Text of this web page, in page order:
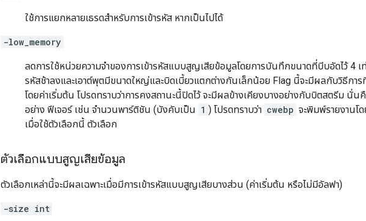
ใช้การแยกหลายเธรดสำหรับการเข้ารหัส หากเป็นไปได้
-low_memory
ลดการใช้หน่วยความจำของการเข้ารหัสแบบสูญเสียข้อมูลโดยการบันทึกขนาดที่บีบอัดไว้ 4 เท่
รหัสช้าลงและเอาต์พุตมีขนาดใหญ่และบิดเบี้ยวแตกต่างกันเล็กน้อย Flag นี้จะมีผลกับวิธีกา
โดยค่าเริ่มต้น โปรดทราบว่าการคงสถานะนี้ปิดไว้ จะมีผลข้างเคียงบางอย่างกับบิตสตรีม นั่
อย่าง ฟีเจอร์ เช่น จำนวนพาร์ติชัน (บังคับเป็น 1 ) โปรดทราบว่า cwebp จะพิมพ์รายงานโ
เมื่อใช้ตัวเลือกนี้ ตัวเลือก
ตัวเลือกแบบสูญเสียข้อมูล
ตัวเลือกเหล่านี้จะมีผลเฉพาะเมื่อมีการเข้ารหัสแบบสูญเสียบางส่วน (ค่าเริ่มต้น หรือไม่มีอัลฟา)
-size int